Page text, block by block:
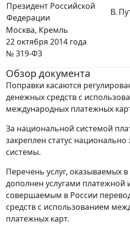
Президент Российской
Федерации
В.
Москва, Кремль
22 октября 2014 года
№ 319-Ф3
Обзор документа
Поправки касаются
денежных средств с
международных платежных
За национальной системой
закреплен статус
системы.
Перечень услуг, оказываемых
дополнен услугами платежной
совершаемым в России
средств с использованием
платежных карт.